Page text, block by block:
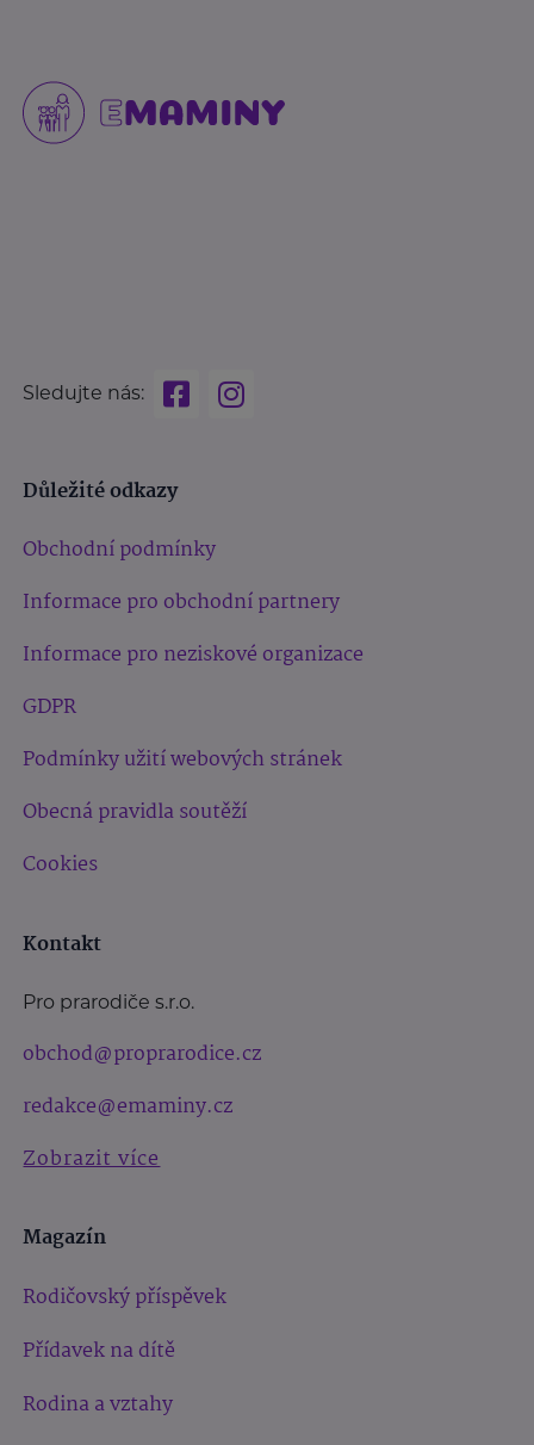
Sledujte nás:
Důležité odkazy
Obchodní podmínky
Informace pro obchodní partnery
Informace pro neziskové organizace
GDPR
Podmínky užití webových stránek
Obecná pravidla soutěží
Cookies
Kontakt
Pro prarodiče s.r.o.
obchod@proprarodice.cz
redakce@emaminy.cz
Zobrazit více
Magazín
Rodičovský příspěvek
Přídavek na dítě
Rodina a vztahy